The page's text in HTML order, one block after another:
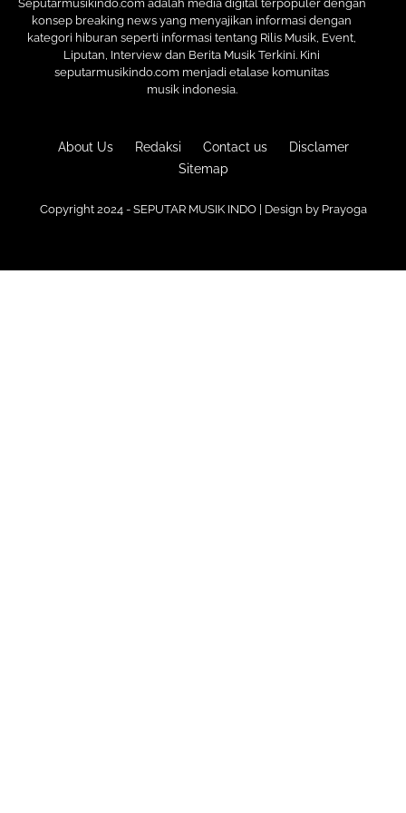
Seputarmusikindo.com adalah media digital terpopuler dengan
konsep breaking news yang menyajikan informasi dengan
kategori hiburan seperti informasi tentang Rilis Musik, Event,
Liputan, Interview dan Berita Musik Terkini. Kini
seputarmusikindo.com menjadi etalase komunitas
musik indonesia.
Copyright 2024 - SEPUTAR MUSIK INDO | Design by Prayoga
About Us Redaksi Contact us
Disclamer
Sitemap